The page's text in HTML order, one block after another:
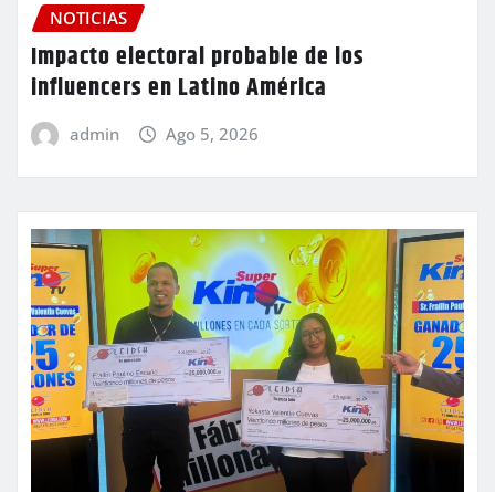
NOTICIAS
Impacto electoral probable de los
influencers en Latino América
admin Ago 5, 2026